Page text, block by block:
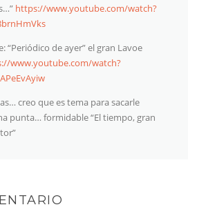
https://www.youtube.com/watch?
“Periódico de ayer” el gran Lavoe
www.youtube.com/watch?
creo que es tema para sacarle
punta… formidable “El tiempo, gran